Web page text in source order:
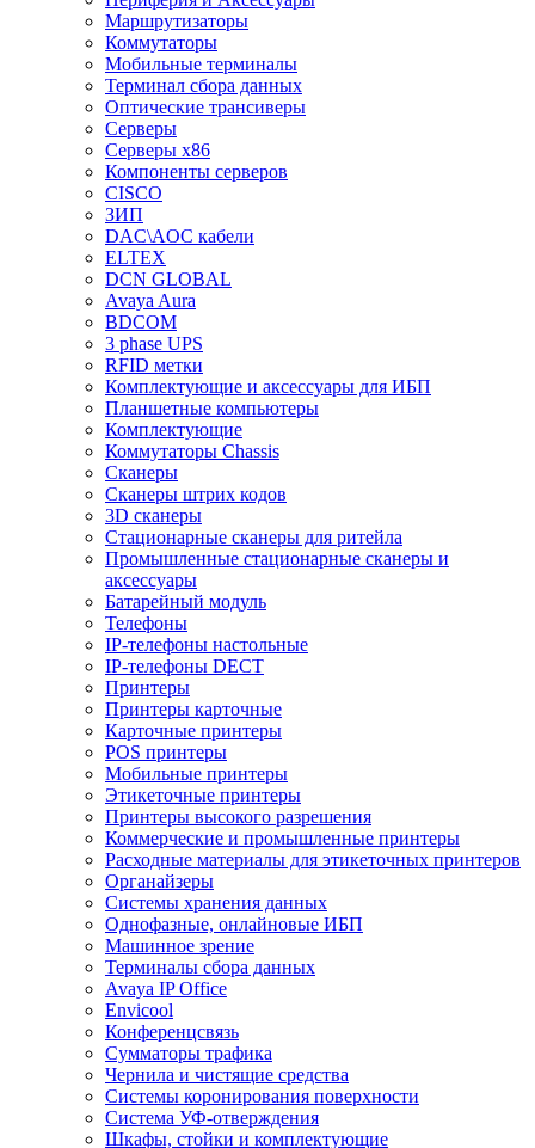
Маршрутизаторы
Коммутаторы
Мобильные терминалы
Терминал сбора данных
Оптические трансиверы
Серверы
Серверы x86
Компоненты серверов
CISCO
ЗИП
DAC\AOC кабели
ELTEX
DCN GLOBAL
Avaya Aura
BDCOM
3 phase UPS
RFID метки
Комплектующие и аксессуары для ИБП
Планшетные компьютеры
Комплектующие
Коммутаторы Chassis
Сканеры
Сканеры штрих кодов
3D сканеры
Стационарные сканеры для ритейла
Промышленные стационарные сканеры и
аксессуары
Батарейный модуль
Телефоны
IP-телефоны настольные
IP-телефоны DECT
Принтеры
Принтеры карточные
Карточные принтеры
POS принтеры
Мобильные принтеры
Этикеточные принтеры
Принтеры высокого разрешения
Коммерческие и промышленные принтеры
Расходные материалы для этикеточных принтеров
Органайзеры
Системы хранения данных
Однофазные, онлайновые ИБП
Машинное зрение
Терминалы сбора данных
Avaya IP Office
Envicool
Конференцсвязь
Сумматоры трафика
Чернила и чистящие средства
Системы коронирования поверхности
Cистема УФ-отверждения
Шкафы, стойки и комплектующие